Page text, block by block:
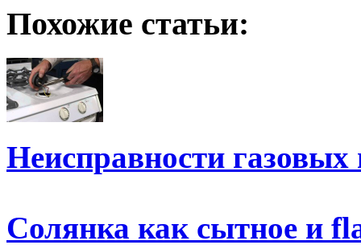
Похожие статьи:
Неисправности газовых
Солянка как сытное и